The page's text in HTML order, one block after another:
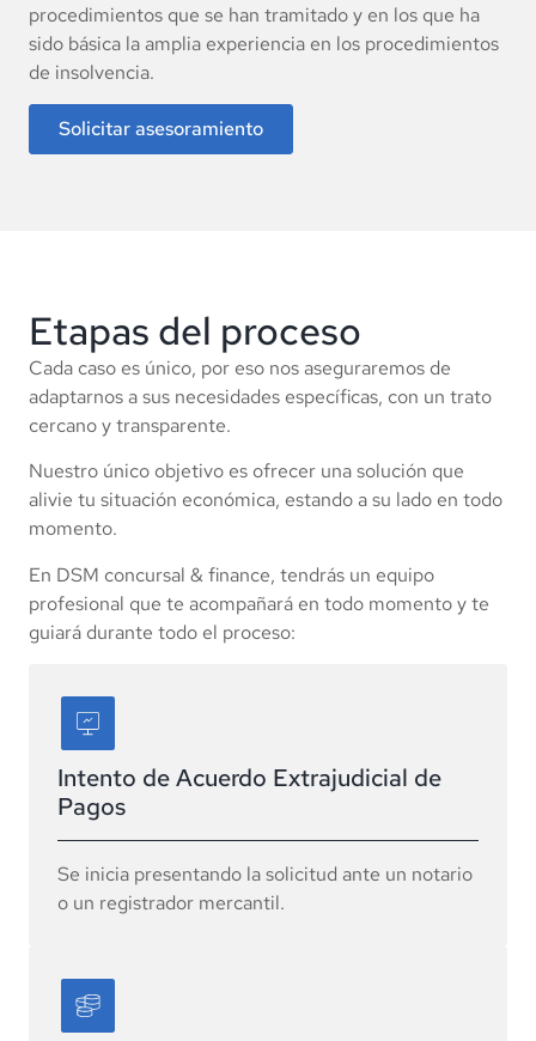
procedimientos que se han tramitado y en los que ha
sido básica la amplia experiencia en los procedimientos
de insolvencia.
Solicitar asesoramiento
Etapas del proceso
Cada caso es único, por eso nos aseguraremos de
adaptarnos a sus necesidades específicas, con un trato
cercano y transparente.
Nuestro único objetivo es ofrecer una solución que
alivie tu situación económica, estando a su lado en todo
momento.
En DSM concursal & finance, tendrás un equipo
profesional que te acompañará en todo momento y te
guiará durante todo el proceso:
Intento de Acuerdo Extrajudicial de
Pagos
Se inicia presentando la solicitud ante un notario
o un registrador mercantil.